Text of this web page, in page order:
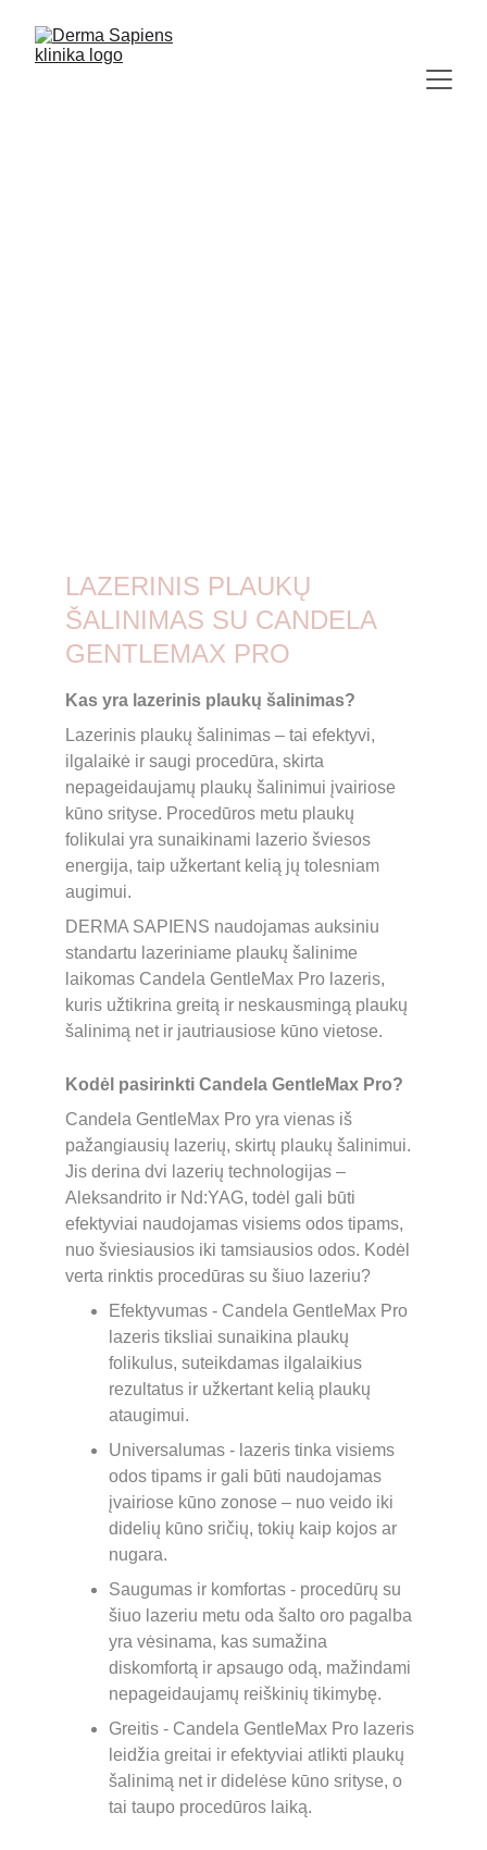
LAZERINIS PLAUKŲ
ŠALINIMAS SU CANDELA
GENTLEMAX PRO
Kas yra lazerinis plaukų šalinimas?
Lazerinis plaukų šalinimas – tai efektyvi,
ilgalaikė ir saugi procedūra, skirta
nepageidaujamų plaukų šalinimui įvairiose
kūno srityse. Procedūros metu plaukų
folikulai yra sunaikinami lazerio šviesos
energija, taip užkertant kelią jų tolesniam
augimui.
DERMA SAPIENS naudojamas auksiniu
standartu lazeriniame plaukų šalinime
laikomas Candela GentleMax Pro lazeris,
kuris užtikrina greitą ir neskausmingą plaukų
šalinimą net ir jautriausiose kūno vietose.
Kodėl pasirinkti Candela GentleMax Pro?
Candela GentleMax Pro yra vienas iš
pažangiausių lazerių, skirtų plaukų šalinimui.
Jis derina dvi lazerių technologijas –
Aleksandrito ir Nd:YAG, todėl gali būti
efektyviai naudojamas visiems odos tipams,
nuo šviesiausios iki tamsiausios odos. Kodėl
verta rinktis procedūras su šiuo lazeriu?
Efektyvumas - Candela GentleMax Pro
lazeris tiksliai sunaikina plaukų
folikulus, suteikdamas ilgalaikius
rezultatus ir užkertant kelią plaukų
ataugimui.
Universalumas - lazeris tinka visiems
odos tipams ir gali būti naudojamas
įvairiose kūno zonose – nuo veido iki
didelių kūno sričių, tokių kaip kojos ar
nugara.
Saugumas ir komfortas - procedūrų su
šiuo lazeriu metu oda šalto oro pagalba
yra vėsinama, kas sumažina
diskomfortą ir apsaugo odą, mažindami
nepageidaujamų reiškinių tikimybę.
Greitis - Candela GentleMax Pro lazeris
leidžia greitai ir efektyviai atlikti plaukų
šalinimą net ir didelėse kūno srityse, o
tai taupo procedūros laiką.